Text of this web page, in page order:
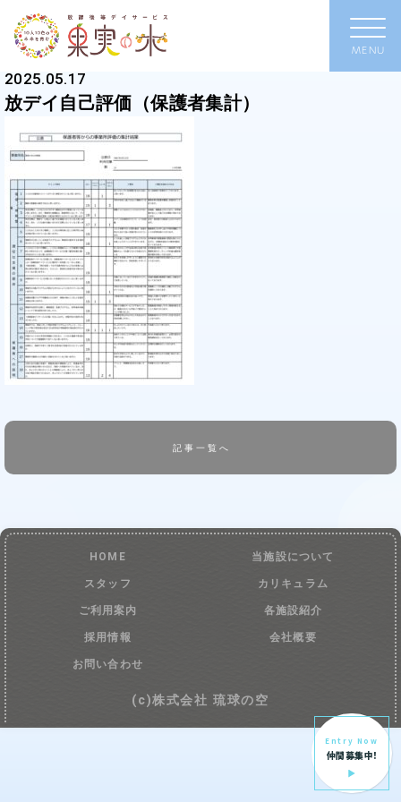
2025.05.17
放デイ自己評価（保護者集計）
記事一覧へ
Entry Now
仲間募集中!
HOME 当施設について
スタッフ カリキュラム
ご利用案内 各施設紹介
採用情報 会社概要
お問い合わせ
(c)株式会社 琉球の空